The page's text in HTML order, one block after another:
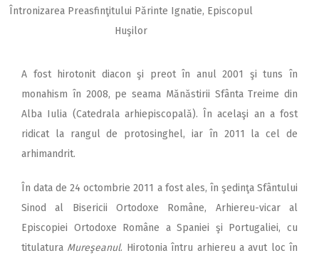
Întronizarea Preasfinţitului Părinte Ignatie, Episcopul
Huşilor
A fost hirotonit diacon şi preot în anul 2001 şi tuns în
monahism în 2008, pe seama Mănăstirii Sfânta Treime din
Alba Iulia (Catedrala arhiepiscopală). În acelaşi an a fost
ridicat la rangul de protosinghel, iar în 2011 la cel de
arhimandrit.
În data de 24 octombrie 2011 a fost ales, în şedinţa Sfântului
Sinod al Bisericii Ortodoxe Române, Arhiereu-vicar al
Episcopiei Ortodoxe Române a Spaniei şi Portugaliei, cu
titulatura Mureşeanul. Hirotonia întru arhiereu a avut loc în